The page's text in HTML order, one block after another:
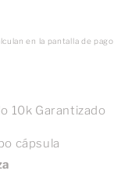
en la pantalla de pago.
10k Garantizado
cápsula